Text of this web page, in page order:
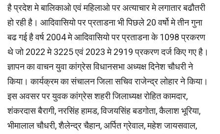
है प्रदेश मे बालिकाओ एवं महिलाओ पर अत्याचार मे लगातार बढौतरी
हो रही है। आदिवासियो पर प्रताडना भी पिछले 20 वर्षो मे तीन गुना
बढ गई है वर्ष 2004 मे आदिवासियो पर प्रताडना के 1098 प्रकरण
थे जो 2022 मे 3225 एवं 2023 मे 2919 प्रकरण दर्ज किए गए है।
ज्ञापन का वाचन युवा कांग्रेस विधानसभा अध्यक्ष दिनेश चौधरी ने
किया। कार्यक्रम का संचालन जिला सचिव राजेन्द्र लोहार ने किया।
इस अवसर पर युवक कांग्रेस शहरी जिलाध्यक्ष रोहित कामदार,
शंकरदास बैरागी, नरसिंह हामड, विजयसिंह बडगोता, कैलाश भूरिया,
भीमालाल चौधरी, शैलेन्द्र चैहान, अर्पित ग्रेवाल, महेश जायसवाल,